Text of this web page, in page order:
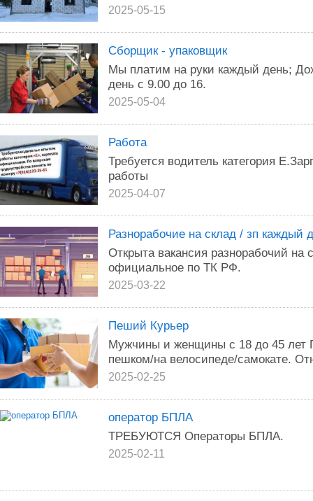
2025-05-15
Сборщик - упаковщик
Мы платим на руки каждый день;
день с 9.00 до 16.
2025-05-04
Работа
Требуется водитель категория
работы
2025-04-07
Разнорабочие на склад / зп каждый
Открыта вакансия разнорабочий на
официальное по ТК РФ.
2025-03-22
Пеший Курьер
Мужчины и женщины с 18 до 45 лет
пешком/на велосипеде/самокате.
2025-02-25
оператор БПЛА
ТРЕБУЮТСЯ Операторы БПЛА.
2025-02-11